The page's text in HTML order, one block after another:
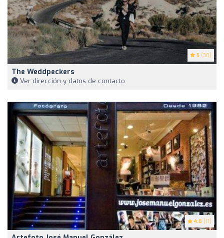
5 (30)
The Weddpeckers
Ver dirección y datos de contacto
4.6 (11)